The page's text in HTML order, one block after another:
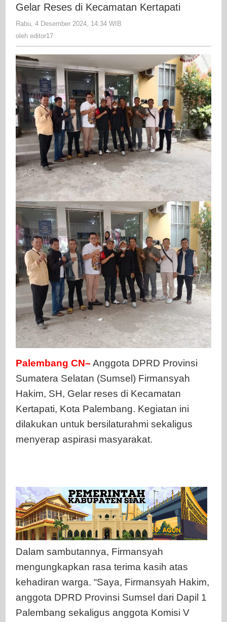
Kertapati
Gelar Reses di Kecamatan Kertapati
Rabu, 4 Desember 2024, 14:34 WIB
oleh editor17
Palembang CN– Anggota DPRD Provinsi
Sumatera Selatan (Sumsel) Firmansyah
Hakim, SH, Gelar reses di Kecamatan
Kertapati, Kota Palembang. Kegiatan ini
dilakukan untuk bersilaturahmi sekaligus
menyerap aspirasi masyarakat.
Dalam sambutannya, Firmansyah
mengungkapkan rasa terima kasih atas
kehadiran warga. “Saya, Firmansyah Hakim,
anggota DPRD Provinsi Sumsel dari Dapil 1
Palembang sekaligus anggota Komisi V